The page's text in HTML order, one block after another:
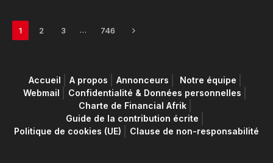
1 2 3 … 746 Next
Accueil A propos Annonceurs
Notre équipe
Webmail
Confidentialité & Données personnelles
Charte de Financial Afrik
Guide de la contribution écrite
Politique de cookies (UE)
Clause de non-responsabilité